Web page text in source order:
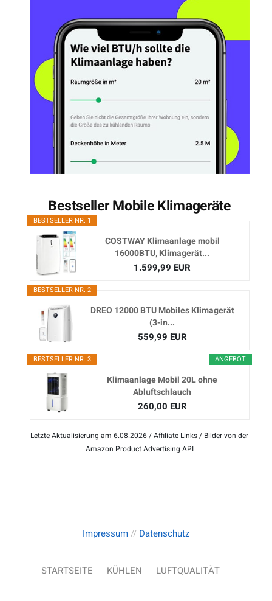
Bestseller Mobile Klimageräte
BESTSELLER NR. 1
COSTWAY Klimaanlage mobil
16000BTU, Klimagerät...
1.599,99 EUR
BESTSELLER NR. 2
DREO 12000 BTU Mobiles Klimagerät
(3-in...
559,99 EUR
ANGEBOT
BESTSELLER NR. 3
Klimaanlage Mobil 20L ohne
Abluftschlauch
260,00 EUR
Letzte Aktualisierung am 6.08.2026 / Affiliate Links / Bilder von der
Amazon Product Advertising API
Impressum// Datenschutz
STARTSEITE KÜHLEN LUFTQUALITÄT